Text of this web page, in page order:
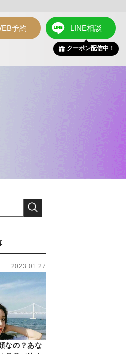
予約 LINE相談
クーポン配信中！
2023.01.27
なの？あな